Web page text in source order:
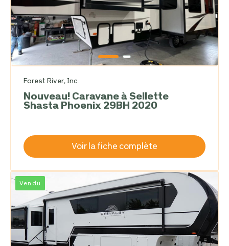
Forest River, Inc.
Nouveau! Caravane à Sellette
Shasta Phoenix 29BH 2020
Voir la fiche complète
Vendu